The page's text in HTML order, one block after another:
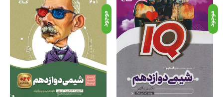
موجود موجود